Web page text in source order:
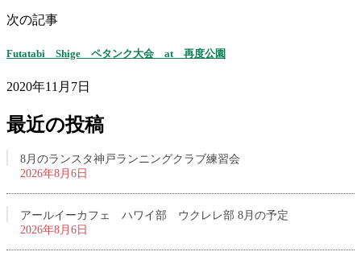
次の記事
Futatabi Shige ペタンク大会 at 再度公園
2020年11月7日
最近の投稿
8月のランスタ神戸ランニングクラブ練習会
2026年8月6日
アールイーカフェ ハワイ部 ウクレレ部 8月の予定
2026年8月6日